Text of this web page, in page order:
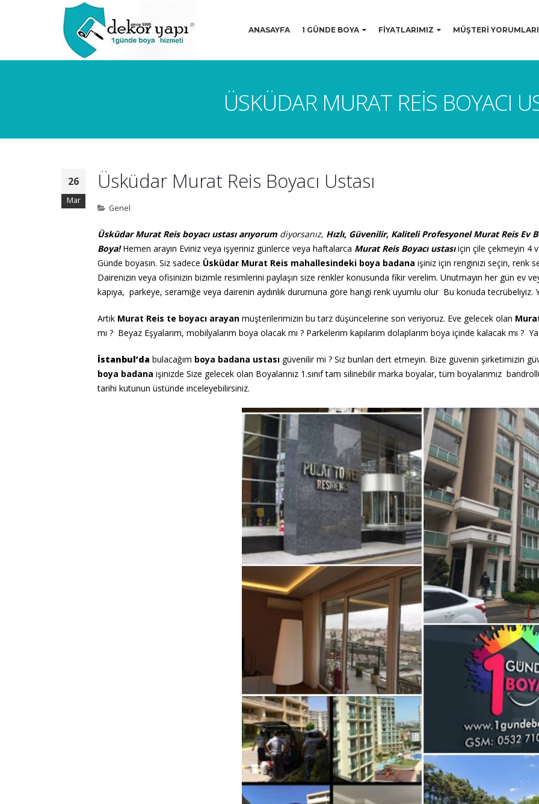
ANASAYFA 1 GÜNDE BOYA FİYATLARIMIZ MÜŞTERİ YORUMLARI
ÜSKÜDAR MURAT REIS BOYACI
26
Mar
Üsküdar Murat Reis Boyacı Ustası
Genel
Üsküdar Murat Reis boyacı ustası arıyorum diyorsanız, Hızlı, Güvenilir, Kaliteli Profesyonel Murat Reis Ev
Boya!Hemen arayın Eviniz veya işyeriniz günlerce veya haftalarca Murat Reis Boyacı ustasıiçin çile çekmeyin 4
Günde boyasın. Siz sadece Üsküdar Murat Reis mahallesindeki boya badana işiniz için renginizi seçin, renk
Dairenizin veya ofisinizin bizimle resimlerini paylaşın size renkler konusunda fikir verelim. Unutmayın her gün ev
kapıya, parkeye, seramiğe veya dairenin aydınlık durumuna göre hangi renk uyumlu olur Bu konudatecrübeliyiz.
Artık Murat Reis te boyacı arayan müşterilerimizin bu tarz düşüncelerine son veriyoruz. Eve gelecek olan
mı ? Beyaz Eşyalarım, mobilyalarım boya olacak mı ? Parkelerim kapılarım dolaplarım boya içinde kalacak mı ?
İstanbul’da bulacağım boya badana ustası güvenilir mi ? Siz bunları dert etmeyin. Bize güvenin şirketimizin
boya badana işinizde Size gelecek olan Boyalarınız 1.sınıf tam silinebilir marka boyalar, tüm boyalarımız
tarihi kutunun üstünde inceleyebilirsiniz.